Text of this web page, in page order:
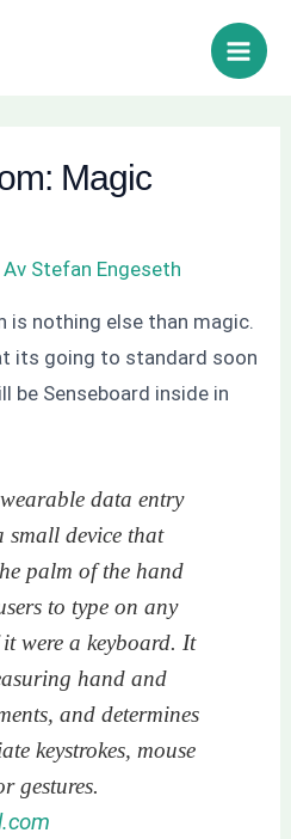
Main
Magic
Stefan Engeseth
is nothing else than magic.
its going to standard soon
be Senseboard inside in
data entry
small device that
palm of the hand
to type on any
were a keyboard. It
hand and
and determines
keystrokes, mouse
gestures.